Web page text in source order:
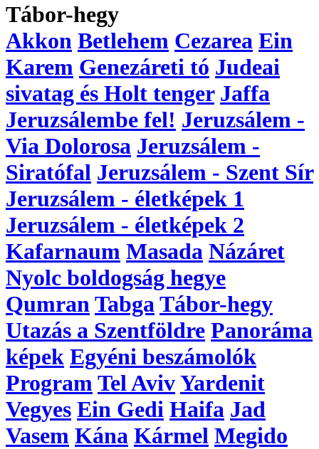
Tábor-hegy
Akkon Betlehem Cezarea Ein
Karem Genezáreti tó Judeai
sivatag és Holt tenger Jaffa
Jeruzsálembe fel! Jeruzsálem -
Via Dolorosa Jeruzsálem -
Siratófal Jeruzsálem - Szent Sír
Jeruzsálem - életképek 1
Jeruzsálem - életképek 2
Kafarnaum Masada Názáret
Nyolc boldogság hegye
Qumran Tabga Tábor-hegy
Utazás a Szentföldre Panoráma
képek Egyéni beszámolók
Program Tel AvivYardenit
Vegyes Ein Gedi Haifa Jad
Vasem Kána Kármel Megido